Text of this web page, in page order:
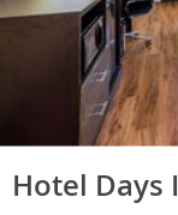
Hotel Days